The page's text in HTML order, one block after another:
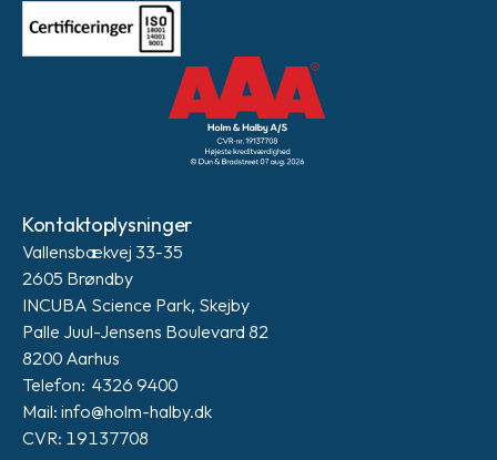
Kontaktoplysninger
Vallensbækvej 33-35
2605 Brøndby
INCUBA Science Park, Skejby
Palle Juul-Jensens Boulevard 82
8200 Aarhus
Telefon: 4326 9400
Mail: info@holm-halby.dk
CVR: 19137708